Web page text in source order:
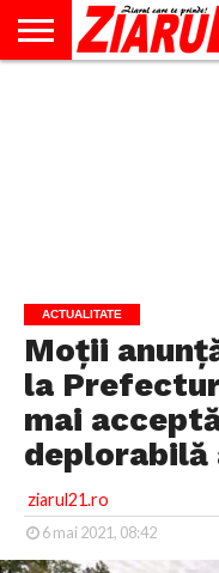
ACTUALITATE
Moții
la
mai
deplorabilă
ziarul21.ro
6 mai 2021, 08:42